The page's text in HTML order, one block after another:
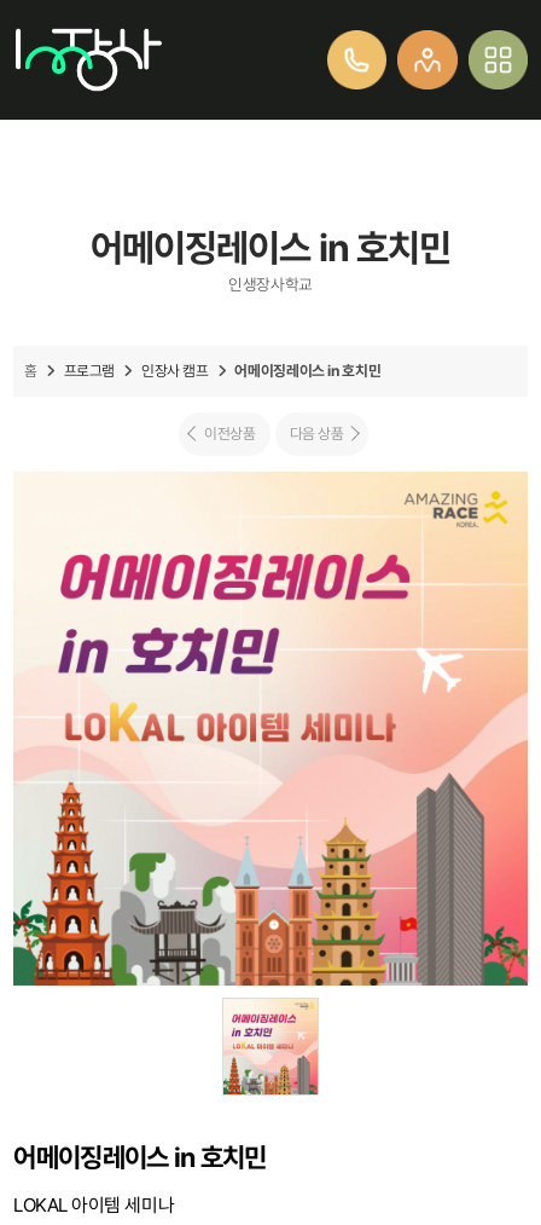
어메이징레이스 in 호치민
인생장사학교
홈 프로그램 인장사 캠프 어메이징레이스 in 호치민
이전상품 다음 상품
어메이징레이스 in 호치민
LOKAL 아이템 세미나